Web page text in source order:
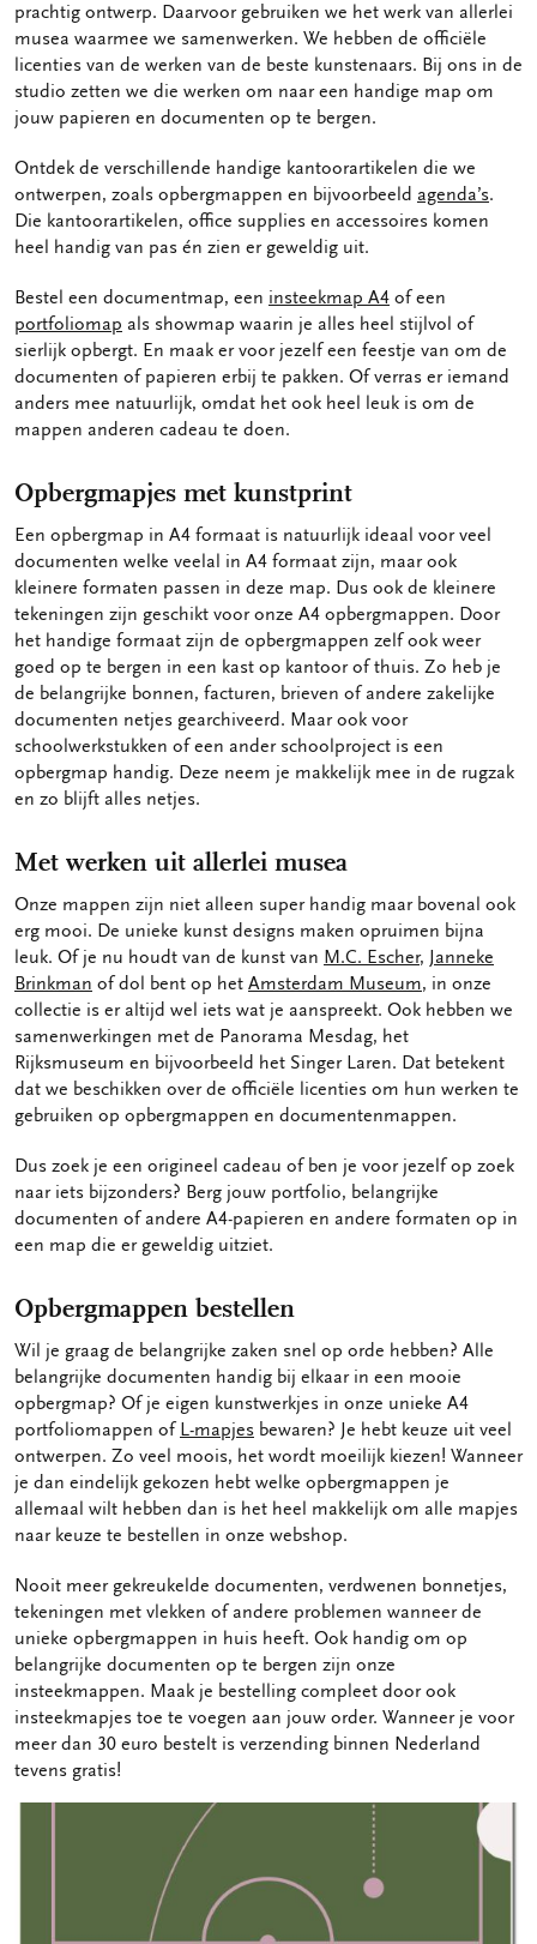
prachtig ontwerp. Daarvoor gebruiken we het werk van allerlei
musea waarmee we samenwerken. We hebben de officiële
licenties van de werken van de beste kunstenaars. Bij ons in de
studio zetten we die werken om naar een handige map om
jouw papieren en documenten op te bergen.
Ontdek de verschillende handige kantoorartikelen die we
ontwerpen, zoals opbergmappen en bijvoorbeeld agenda’s.
Die kantoorartikelen, office supplies en accessoires komen
heel handig van pas én zien er geweldig uit.
Bestel een documentmap, een insteekmap A4 of een
portfoliomap als showmap waarin je alles heel stijlvol of
sierlijk opbergt. En maak er voor jezelf een feestje van om de
documenten of papieren erbij te pakken. Of verras er iemand
anders mee natuurlijk, omdat het ook heel leuk is om de
mappen anderen cadeau te doen.
Opbergmapjes met kunstprint
Een opbergmap in A4 formaat is natuurlijk ideaal voor veel
documenten welke veelal in A4 formaat zijn, maar ook
kleinere formaten passen in deze map. Dus ook de kleinere
tekeningen zijn geschikt voor onze A4 opbergmappen. Door
het handige formaat zijn de opbergmappen zelf ook weer
goed op te bergen in een kast op kantoor of thuis. Zo heb je
de belangrijke bonnen, facturen, brieven of andere zakelijke
documenten netjes gearchiveerd. Maar ook voor
schoolwerkstukken of een ander schoolproject is een
opbergmap handig. Deze neem je makkelijk mee in de rugzak
en zo blijft alles netjes.
Met werken uit allerlei musea
Onze mappen zijn niet alleen super handig maar bovenal ook
erg mooi. De unieke kunst designs maken opruimen bijna
leuk. Of je nu houdt van de kunst van M.C. Escher, Janneke
Brinkman of dol bent op het Amsterdam Museum, in onze
collectie is er altijd wel iets wat je aanspreekt. Ook hebben we
samenwerkingen met de Panorama Mesdag, het
Rijksmuseum en bijvoorbeeld het Singer Laren. Dat betekent
dat we beschikken over de officiële licenties om hun werken te
gebruiken op opbergmappen en documentenmappen.
Dus zoek je een origineel cadeau of ben je voor jezelf op zoek
naar iets bijzonders? Berg jouw portfolio, belangrijke
documenten of andere A4-papieren en andere formaten op in
een map die er geweldig uitziet.
Opbergmappen bestellen
Wil je graag de belangrijke zaken snel op orde hebben? Alle
belangrijke documenten handig bij elkaar in een mooie
opbergmap? Of je eigen kunstwerkjes in onze unieke A4
portfoliomappen ofL-mapjes bewaren? Je hebt keuze uit veel
ontwerpen. Zo veel moois, het wordt moeilijk kiezen! Wanneer
je dan eindelijk gekozen hebt welke opbergmappen je
allemaal wilt hebben dan is het heel makkelijk om alle mapjes
naar keuze te bestellen in onze webshop.
Nooit meer gekreukelde documenten, verdwenen bonnetjes,
tekeningen met vlekken of andere problemen wanneer de
unieke opbergmappen in huis heeft. Ook handig om op
belangrijke documenten op te bergen zijn onze
insteekmappen. Maak je bestelling compleet door ook
insteekmapjes toe te voegen aan jouw order. Wanneer je voor
meer dan 30 euro bestelt is verzending binnen Nederland
tevens gratis!